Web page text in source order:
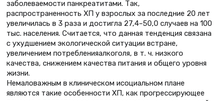
заболеваемости панкреатитами. Так,
распространенность ХП у взрослых за последние 20 лет
увеличилась в 3 раза и достигла 27,4–50,0 случаев на 100
тыс. населения. Считается, что данная тенденция связана
с ухудшением экологической ситуации встране,
увеличением потребленияалкоголя, в т. ч. низкого
качества, снижением качества питания и общего уровня
жизни.
Немаловажным в клиническом исоциальном плане
являются такие особенности ХП, как прогрессирующее